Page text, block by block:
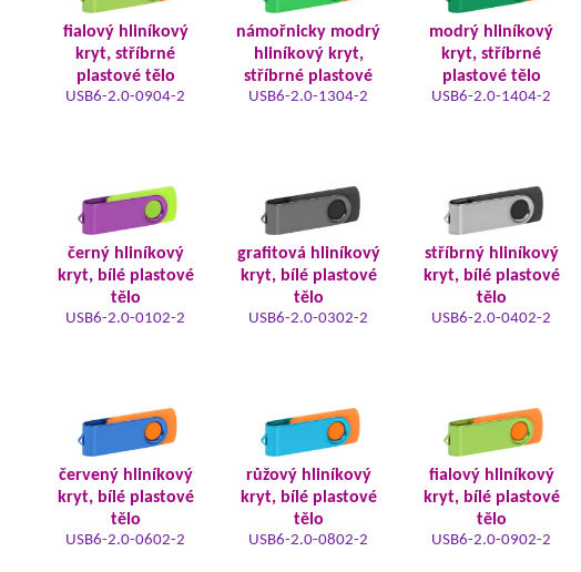
fialový hliníkový
kryt, stříbrné
plastové tělo
USB6-2.0-0904-2
námořnicky modrý
hliníkový kryt,
stříbrné plastové
USB6-2.0-1304-2
modrý hliníkový
kryt, stříbrné
plastové tělo
USB6-2.0-1404-2
černý hliníkový
kryt, bílé plastové
tělo
USB6-2.0-0102-2
grafitová hliníkový
kryt, bílé plastové
tělo
USB6-2.0-0302-2
stříbrný hliníkový
kryt, bílé plastové
tělo
USB6-2.0-0402-2
červený hliníkový
kryt, bílé plastové
tělo
USB6-2.0-0602-2
růžový hliníkový
kryt, bílé plastové
tělo
USB6-2.0-0802-2
fialový hliníkový
kryt, bílé plastové
tělo
USB6-2.0-0902-2